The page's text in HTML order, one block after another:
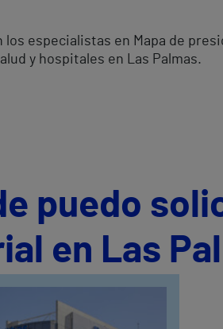
los especialistas en Mapa de
y hospitales en Las Palmas.
puedo
en Las